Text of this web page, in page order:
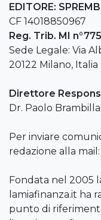
EDITORE:
CF 14018850967
Reg. Trib. MI
Sede Legale: Via
20122 Milano, Italia
Direttore
Dr. Paolo Brambilla
Per inviare
redazione alla mail:
Fondata nel 2005
lamiafinanza.it ha
punto di